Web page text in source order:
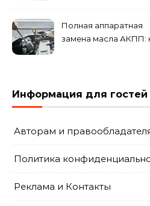
Полная аппаратная
замена масла АКПП:
Информация для гостей
Авторам и
Политика
Реклама и Контакты